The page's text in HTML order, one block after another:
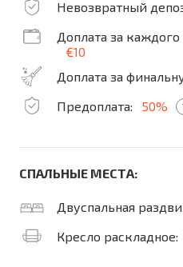
Невозвратный
Доплата за
€10
Доплата за
Предоплата:
50%
СПАЛЬНЫЕ МЕСТА:
Двуспальная
Кресло раскладное: